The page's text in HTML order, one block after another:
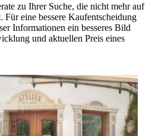
zu Ihrer Suche, die nicht mehr auf
Für eine bessere Kaufentscheidung
Informationen ein besseres Bild
und aktuellen Preis eines